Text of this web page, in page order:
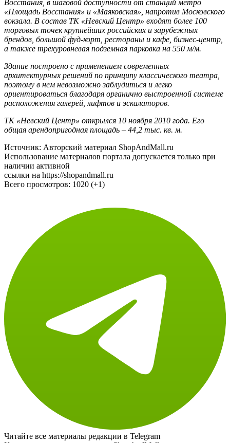
Восстания, в шаговой доступности от станций метро
«Площадь Восстания» и «Маяковская», напротив Московского
вокзала. В состав ТК «Невский Центр» входят более 100
торговых точек крупнейших российских и зарубежных
брендов, большой фуд-корт, рестораны и кафе, бизнес-центр,
Здание построено с применением современных
архитектурных решений по принципу классического театра,
поэтому в нем невозможно заблудиться и легко
ориентироваться благодаря органично выстроенной системе
ТК «Невский Центр» открылся 10 ноября 2010 года. Его
Источник: Авторский материал ShopAndMall.ru
Использование материалов портала допускается только при
наличии активной
ссылки на https://shopandmall.ru